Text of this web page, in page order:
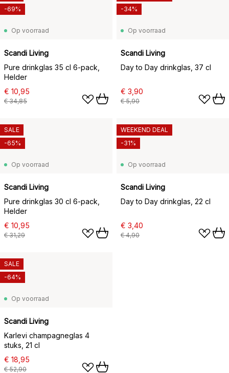
Op voorraad
Scandi Living
Pure drinkglas 35 cl 6-pack,
Helder
€ 10,95
€ 34,85
-69%
Op voorraad
Scandi Living
Day to Day drinkglas, 37 cl
€ 3,90
€ 5,90
-34%
Op voorraad
Scandi Living
Pure drinkglas 30 cl 6-pack,
Helder
€ 10,95
€ 31,29
SALE
-65%
Op voorraad
Scandi Living
Day to Day drinkglas, 22 cl
€ 3,40
€ 4,90
WEEKEND DEAL
-31%
Op voorraad
Scandi Living
Karlevi champagneglas 4
stuks, 21 cl
€ 18,95
€ 52,90
SALE
-64%